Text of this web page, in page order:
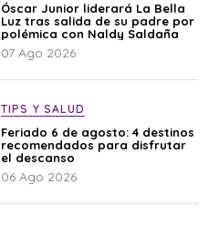
Óscar Junior liderará La Bella
Luz tras salida de su padre por
polémica con Naldy Saldaña
07 Ago 2026
TIPS Y SALUD
Feriado 6 de agosto: 4 destinos
recomendados para disfrutar
el descanso
06 Ago 2026